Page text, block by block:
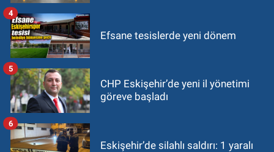
Efsane tesislerde yeni dönem
4
CHP Eskişehir’de yeni il yönetimi
göreve başladı
5
Eskişehir’de silahlı saldırı: 1 yaralı
6